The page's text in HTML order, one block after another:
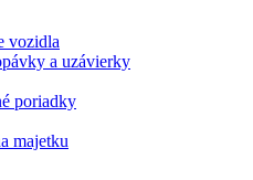
vozidla
a uzávierky
poriadky
majetku